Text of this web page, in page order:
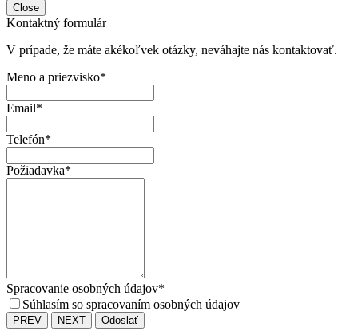
Close
Kontaktný formulár
V prípade, že máte akékoľvek otázky, neváhajte nás kontaktovať.
Meno a priezvisko*
Email*
Telefón*
Požiadavka*
Spracovanie osobných údajov*
Súhlasím so spracovaním osobných údajov
PREV NEXT Odoslať